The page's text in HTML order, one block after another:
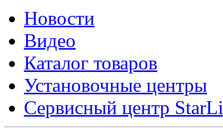
Новости
Видео
Каталог товаров
Установочные центры
Сервисный центр